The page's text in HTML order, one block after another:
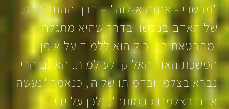
"מבשרי - אחזה א-לוה" – דרך ההתבוננות
של האדם בנפשו ובדרך שהיא מתגלה
ומתבטאת בו, יכול הוא ללמוד על אופן
המשכת האור האלוקי לעולמות. האדם הרי
נברא בצלמו ובדמותו של ה', כנאמר "נעשה
אדם בצלמנו כדמותנו", ולכן על ידי